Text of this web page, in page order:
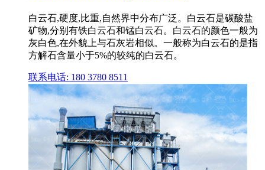
白云石,硬度,比重,自然界中分布广泛。白云石是碳酸盐
矿物,分别有铁白云石和锰白云石。白云石的颜色一般为
灰白色,在外貌上与石灰岩相似。一般称为白云石的是指
方解石含量小于5%的较纯的白云石。
联系电话: 180 3780 8511